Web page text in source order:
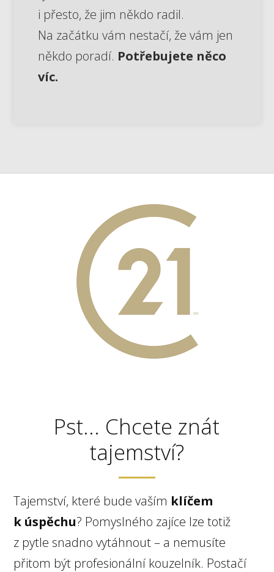
i přesto, že jim někdo radil.
Na začátku vám nestačí, že vám jen
někdo poradí. Potřebujete něco
víc.
Pst... Chcete znát
tajemství?
Tajemství, které bude vaším klíčem
k úspěchu? Pomyslného zajíce lze totiž
z pytle snadno vytáhnout – a nemusíte
přitom být profesionální kouzelník. Postačí